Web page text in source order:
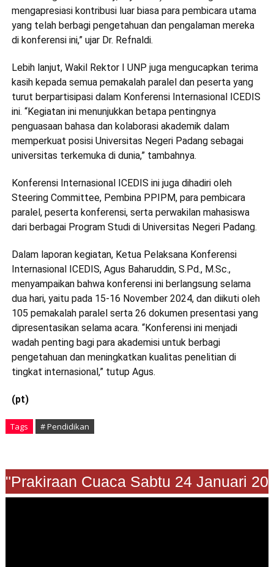
mengapresiasi kontribusi luar biasa para pembicara utama
yang telah berbagi pengetahuan dan pengalaman mereka
di konferensi ini,” ujar Dr. Refnaldi.
Lebih lanjut, Wakil Rektor I UNP juga mengucapkan terima
kasih kepada semua pemakalah paralel dan peserta yang
turut berpartisipasi dalam Konferensi Internasional ICEDIS
ini. “Kegiatan ini menunjukkan betapa pentingnya
penguasaan bahasa dan kolaborasi akademik dalam
memperkuat posisi Universitas Negeri Padang sebagai
universitas terkemuka di dunia,” tambahnya.
Konferensi Internasional ICEDIS ini juga dihadiri oleh
Steering Committee, Pembina PPIPM, para pembicara
paralel, peserta konferensi, serta perwakilan mahasiswa
dari berbagai Program Studi di Universitas Negeri Padang.
Dalam laporan kegiatan, Ketua Pelaksana Konferensi
Internasional ICEDIS, Agus Baharuddin, S.Pd., M.Sc.,
menyampaikan bahwa konferensi ini berlangsung selama
dua hari, yaitu pada 15-16 November 2024, dan diikuti oleh
105 pemakalah paralel serta 26 dokumen presentasi yang
dipresentasikan selama acara. “Konferensi ini menjadi
wadah penting bagi para akademisi untuk berbagi
pengetahuan dan meningkatkan kualitas penelitian di
tingkat internasional,” tutup Agus.
(pt)
Tags # Pendidikan
Cuaca Sabtu 24 Januari